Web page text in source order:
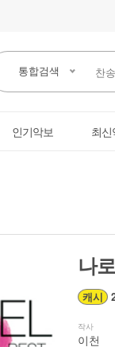
통합검색
인기악보 최
나
캐시
작사
이천